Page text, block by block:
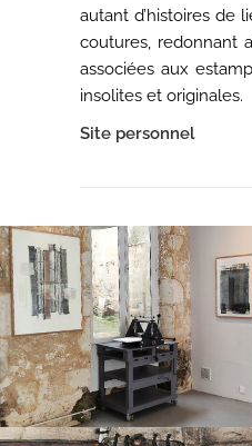
autant d’histoires de
coutures, redonnant
associées aux
insolites et originales.
Site personnel